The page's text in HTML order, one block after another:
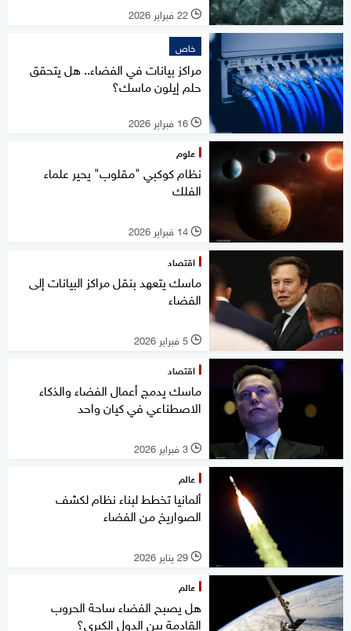
l 22 فبراير 2026
خاص
مراكز بيانات في الفضاء.. هل يتحقق
حلم إيلون ماسك؟
l 16 فبراير 2026
علوم
نظام كوكبي "مقلوب" يحير علماء
الفلك
l 14 فبراير 2026
اقتصاد
ماسك يتعهد بنقل مراكز البيانات إلى
الفضاء
l 5 فبراير 2026
اقتصاد
ماسك يدمج أعمال الفضاء والذكاء
الاصطناعي في كيان واحد
l 3 فبراير 2026
عالم
ألمانيا تخطط لبناء نظام لكشف
الصواريخ من الفضاء
l 29 يناير 2026
عالم
هل يصبح الفضاء ساحة الحروب
القادمة بين الدول الكبرى؟